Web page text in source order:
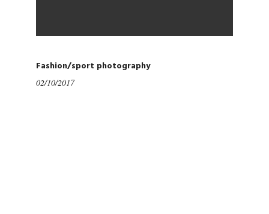
Fashion/sport photography
02/10/2017